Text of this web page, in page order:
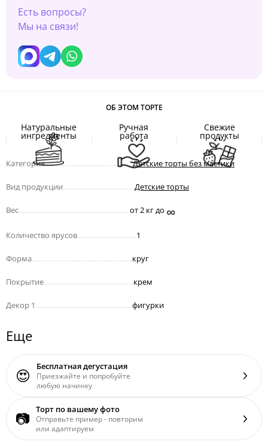
Есть вопросы?
Мы на связи!
ОБ ЭТОМ ТОРТЕ
Натуральные
ингредиенты
Ручная
работа
Свежие
продукты
Категория.................................................Детские торты без мастики
Вид продукции Детские торты
Вес от 2 кг до ∞
Количество ярусов 1
Форма круг
Покрытие крем
Декор 1 фигурки
Еще
😍 Бесплатная дегустация
Приезжайте и попробуйте
любую начинку
📷 Торт по вашему фото
Отправьте пример - повторим
или адаптируем